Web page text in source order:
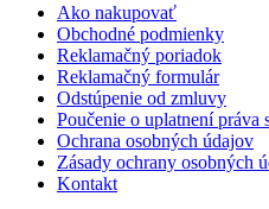
Ako nakupovať
Obchodné podmienky
Reklamačný poriadok
Reklamačný formulár
Odstúpenie od zmluvy
Poučenie o uplatnení práva
Ochrana osobných údajov
Zásady ochrany osobných
Kontakt